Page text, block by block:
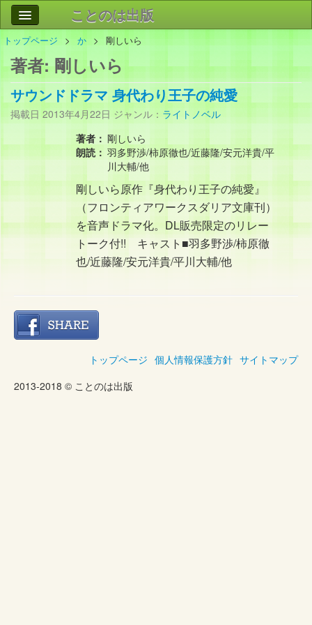
ことのは出版
作品
事業案内
会社情報
お問い合わせ
トップページ か 剛しいら
著者:剛しいら
サウンドドラマ 身代わり王子の純愛
掲載日 2013年4月22日 ジャンル： ライトノベル
著者： 剛しいら
朗読： 羽多野渉/柿原徹也/近藤隆/安元洋貴/平
川大輔/他
剛しいら原作『身代わり王子の純愛』
（フロンティアワークスダリア文庫刊）
を音声ドラマ化。DL販売限定のリレー
トーク付!! キャスト■羽多野渉/柿原徹
也/近藤隆/安元洋貴/平川大輔/他
トップページ 個人情報保護方針 サイトマップ
2013-2018 © ことのは出版